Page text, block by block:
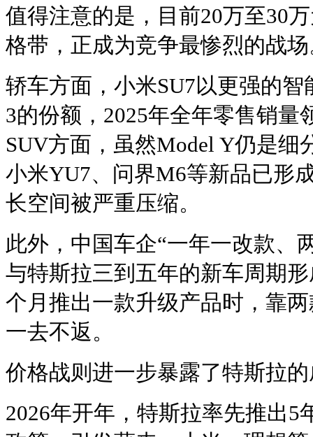
值得注意的是，目前20万至30
格带，正成为竞争最惨烈的战
轿车方面，小米SU7以更强的
3的份额，2025年全年零售销量
SUV方面，虽然Model Y仍是细
小米YU7、问界M6等新品已形
长空间被严重压缩。
此外，中国车企“一年一改款、
与特斯拉三到五年的新车周期
个月推出一款升级产品时，靠
一去不返。
价格战则进一步暴露了特斯拉
2026年开年，特斯拉率先推出5